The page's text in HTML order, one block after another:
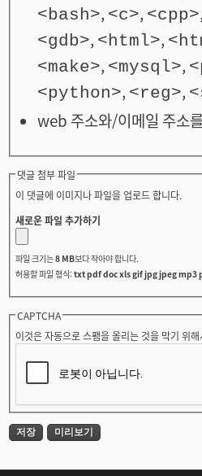
<bash>, <c>, <cpp>
<gdb>, <html>,
<make>, <mysql>,
<python>, <reg>,
web 주소와/이메일 주소
댓글 첨부 파일
이 댓글에 이미지나 파일을 업로드 합니다.
새로운 파일 추가하기
파일 크기는8 MB보다 작아야 합니다.
허용할 파일 형식: txt pdf doc xls gif jpg jpeg mp3
CAPTCHA
이것은 자동으로 스팸을 올리는 것을 막기 위